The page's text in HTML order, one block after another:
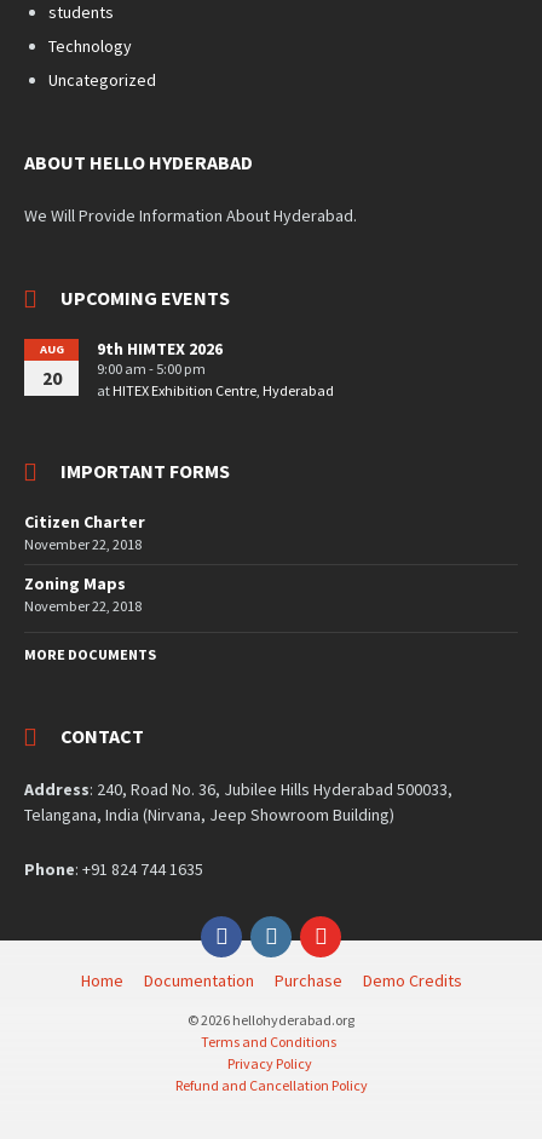
students
Technology
Uncategorized
ABOUT HELLO HYDERABAD
We Will Provide Information About Hyderabad.
UPCOMING EVENTS
AUG
20
9th HIMTEX 2026
9:00 am - 5:00 pm
at HITEX Exhibition Centre, Hyderabad
IMPORTANT FORMS
Citizen Charter
November 22, 2018
Zoning Maps
November 22, 2018
MORE DOCUMENTS
CONTACT
Address: 240, Road No. 36, Jubilee Hills Hyderabad 500033,
Telangana, India (Nirvana, Jeep Showroom Building)
Phone: +91 824 744 1635
FacebookInstagramYouTube
Home Documentation Purchase Demo Credits
© 2026 hellohyderabad.org
Terms and Conditions
Privacy Policy
Refund and Cancellation Policy